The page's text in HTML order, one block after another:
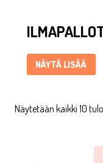
Ilmapallotikut ja
NÄYTÄ LISÄÄ
Näytetään kaikki 10